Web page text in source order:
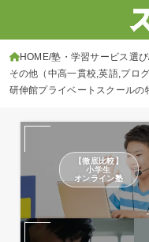
HOME 塾・学習サービス選び
その他（中高一貫校,英語,プロ
研伸館プライベートスクール
【徹底比較】
小学生
オンライン塾